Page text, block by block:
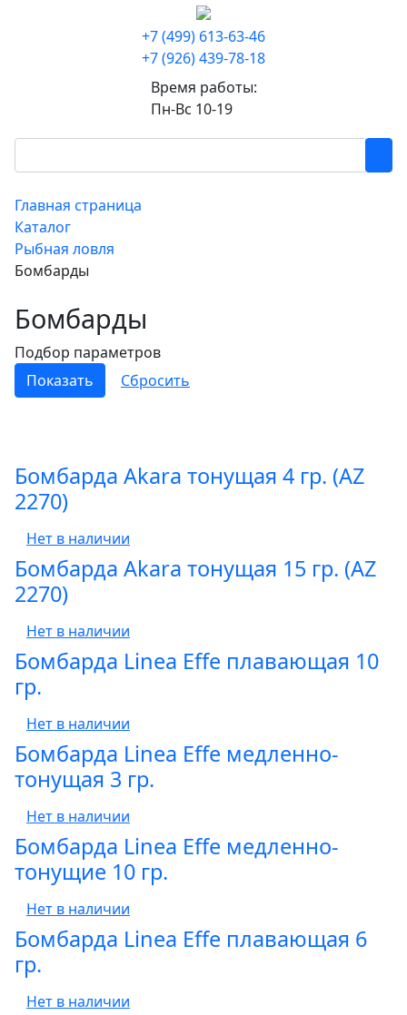
+7 (499) 613-63-46
+7 (926) 439-78-18
Время работы:
Пн-Вс 10-19
Главная страница
Каталог
Рыбная ловля
Бомбарды
Бомбарды
Подбор параметров
Бомбарда Akara тонущая 4 гр. (AZ
2270)
Нет в наличии
Бомбарда Akara тонущая 15 гр. (AZ
2270)
Нет в наличии
Бомбарда Linea Effe плавающая 10
гр.
Нет в наличии
Бомбарда Linea Effe медленно-
тонущая 3 гр.
Нет в наличии
Бомбарда Linea Effe медленно-
тонущие 10 гр.
Нет в наличии
Бомбарда Linea Effe плавающая 6
гр.
Нет в наличии